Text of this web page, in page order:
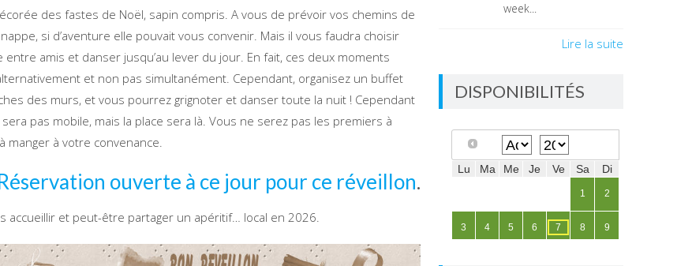
des fastes de Noël, sapin compris. A vous de prévoir vos chemins de
si d’aventure elle pouvait vous convenir. Mais il vous faudra choisir
amis et danser jusqu’au lever du jour. En fait, ces deux moments
et non pas simultanément. Cependant, organisez un buffet
des murs, et vous pourrez grignoter et danser toute la nuit ! Cependant
pas mobile, mais la place sera là. Vous ne serez pas les premiers à
manger à votre convenance.
ouverte à ce jour pour ce réveillon.
accueillir et peut-être partager un apéritif… local en 2026.
week...
Lire la suite
DISPONIBILITÉS